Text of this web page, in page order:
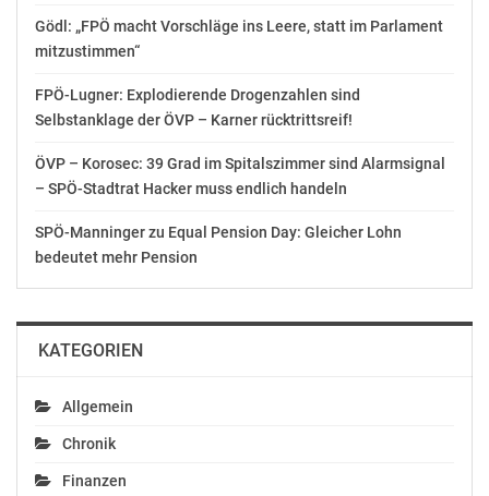
Kostenvolumen von 1,6 Mio. Euro eingereicht. Bei der
festlichen Gala wurden die 24 Herausragendsten unter
Biodiversität, Natur-und Umweltbildung sowie
nachhaltige Landwirtschaft keine leeren Versprechen,
können.
Mit einem Preisgeld von 230.000 Euro wurden
insgesamt 24 Naturgestalter*innen in den zwei
Kindergärten und Schulen“ ausgezeichnet, um 63
Hektar Fläche zum Blühen zu bringen. „Die dringend
und von Vernichtung bedrohte Biotope wie
Aussterben bedrohte Arten wie Prachtnelke, Großes
Gödl: „FPÖ macht Vorschläge ins Leere, statt im Parlament
mitzustimmen“
FPÖ-Lugner: Explodierende Drogenzahlen sind
Selbstanklage der ÖVP – Karner rücktrittsreif!
ÖVP – Korosec: 39 Grad im Spitalszimmer sind Alarmsignal
– SPÖ-Stadtrat Hacker muss endlich handeln
SPÖ-Manninger zu Equal Pension Day: Gleicher Lohn
bedeutet mehr Pension
KATEGORIEN
Allgemein
Chronik
Finanzen